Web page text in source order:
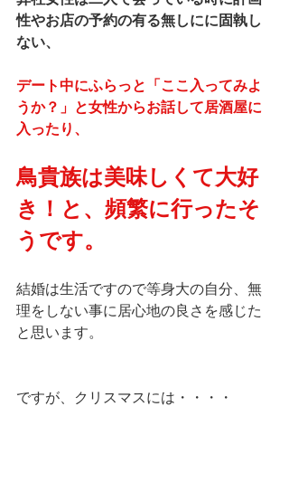
性やお店の予約の有る無しにに固執し
ない、
デート中にふらっと「ここ入ってみよ
うか？」と女性からお話して居酒屋に
入ったり、
鳥貴族は美味しくて大好
き！と、頻繁に行ったそ
うです。
結婚は生活ですので等身大の自分、無
理をしない事に居心地の良さを感じた
と思います。
ですが、クリスマスには・・・・